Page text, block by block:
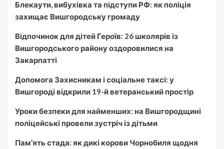
Блекаути, вибухівка та підступи РФ: як поліція
захищає Вишгородську громаду
Відпочинок для дітей Героїв: 26 школярів із
Вишгородського району оздоровилися на
Закарпатті
Допомога Захисникам і соціальне таксі: у
Вишгороді відкрили 19-й ветеранський простір
Уроки безпеки для найменших: на Вишгородщині
поліцейські провели зустріч із дітьми
Пам’ять стада: як дикі корови Чорнобиля щодня